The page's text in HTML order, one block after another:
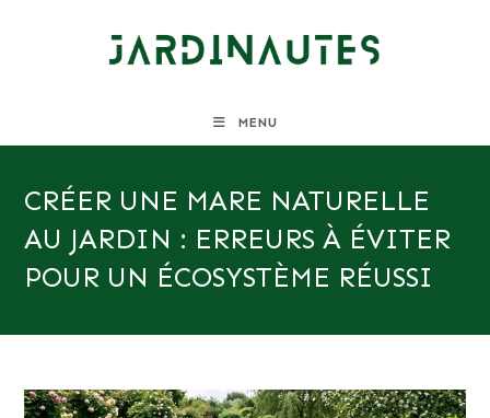
MENU
CRÉER UNE MARE NATURELLE
AU JARDIN : ERREURS À ÉVITER
POUR UN ÉCOSYSTÈME RÉUSSI